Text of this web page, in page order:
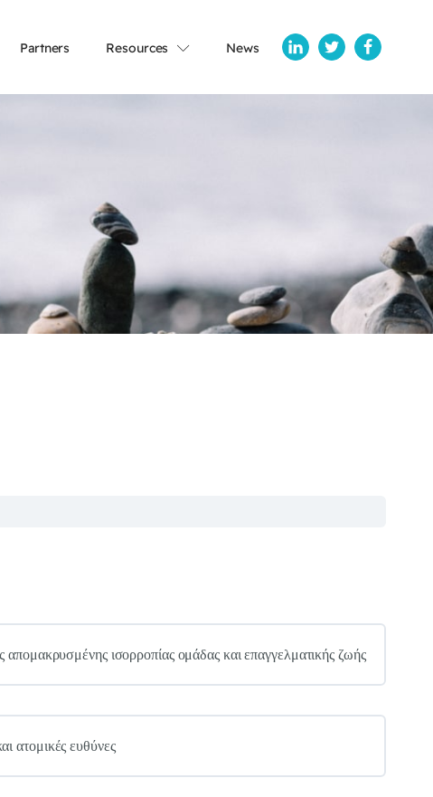
Partners Resources News
απομακρυσμένης ισορροπίας ομάδας και επαγγελματικής ζωής
ατομικές ευθύνες